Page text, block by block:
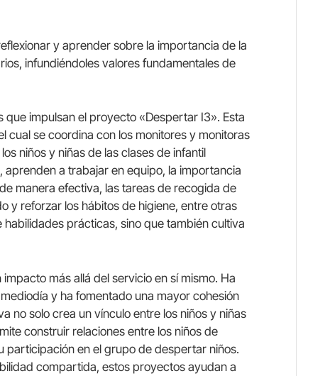
y aprender sobre la importancia de la
infundiéndoles valores fundamentales de
que impulsan el proyecto «Despertar I3». Esta
cual se coordina con los monitores y monitoras
niños y niñas de las clases de infantil
a trabajar en equipo, la importancia
manera efectiva, las tareas de recogida de
y reforzar los hábitos de higiene, entre otras
prácticas, sino que también cultiva
más allá del servicio en sí mismo. Ha
y ha fomentado una mayor cohesión
no solo crea un vínculo entre los niños y niñas
construir relaciones entre los niños de
participación en el grupo de despertar niños.
compartida, estos proyectos ayudan a